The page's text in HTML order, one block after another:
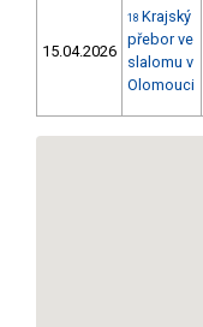
15.04.2026
18 Krajský
přebor ve
slalomu v
Olomouci